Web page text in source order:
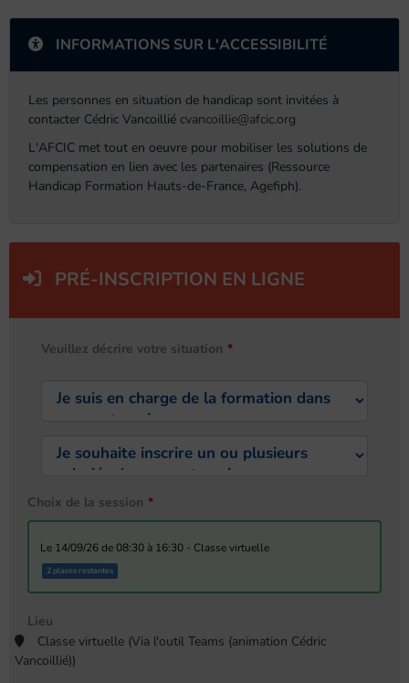
INFORMATIONS SUR L'ACCESSIBILITÉ
Les personnes en situation de handicap sont invitées à
contacter Cédric Vancoillié cvancoillie@afcic.org
L'AFCIC met tout en oeuvre pour mobiliser les solutions de
compensation en lien avec les partenaires (Ressource
Handicap Formation Hauts-de-France, Agefiph).
PRÉ-INSCRIPTION EN LIGNE
Veuillez décrire votre situation
Choix de la session
le 14/09/26 de 08:30 à 16:30 - Classe virtuelle
2 places restantes
Lieu
Vancoillié))